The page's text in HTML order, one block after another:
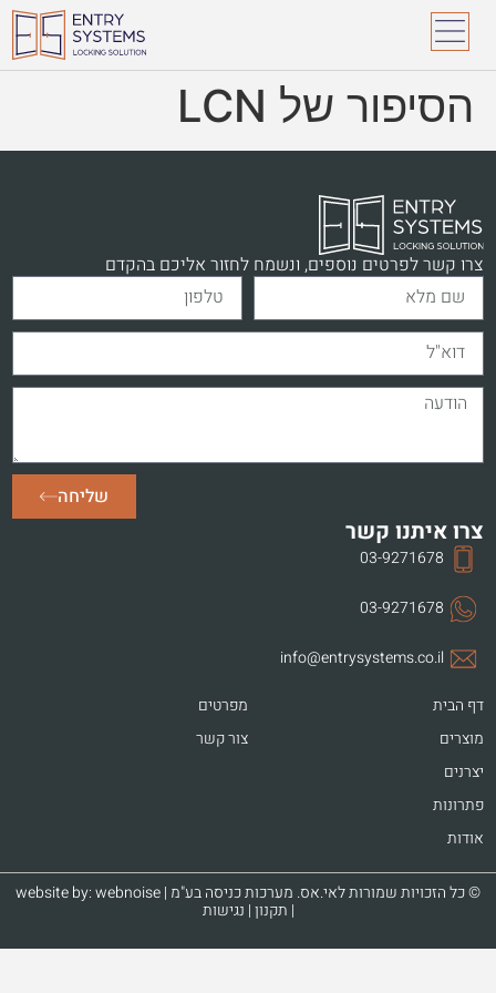
לתוכן
הסיפור של LCN
דף הבית
מוצרים
יצרנים
פתרונות
אודות
מפרטים
צור קשר
צרו איתנו קשר
03-9271678
03-9271678
info@entrysystems.co.il
צרו קשר לפרטים נוספים, ונשמח לחזור אליכם בהקדם
שליחה
© כל הזכויות שמורות לאי.אס. מערכות כניסה בע"מ | website by:webnoise
| תקנון| נגישות